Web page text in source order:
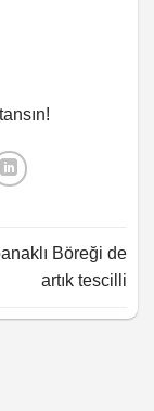
Böreği de
artık tescilli